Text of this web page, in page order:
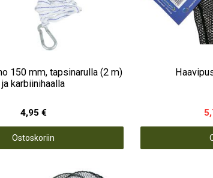
150 mm, tapsinarulla (2 m)
ja karbiinihaalla
4,95 €
Ostoskoriin